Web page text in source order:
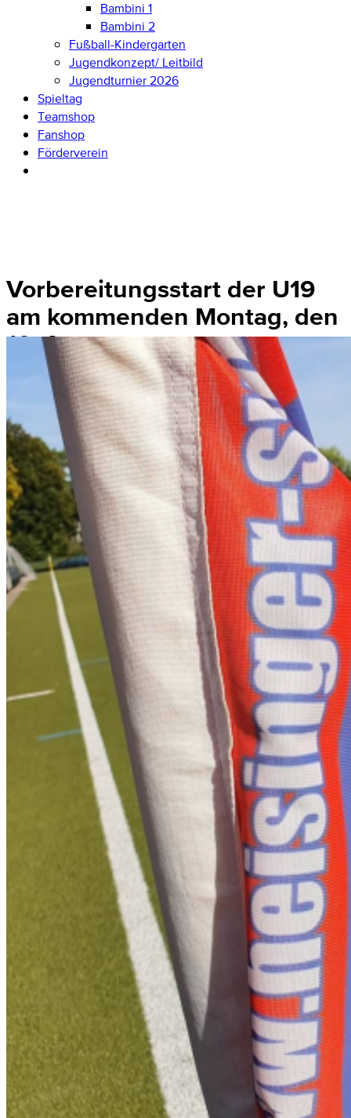
Bambini 1
Bambini 2
Fußball-Kindergarten
Jugendkonzept/ Leitbild
Jugendturnier 2026
Spieltag
Teamshop
Fanshop
Förderverein
Vorbereitungsstart der U19
am kommenden Montag, den
10. August